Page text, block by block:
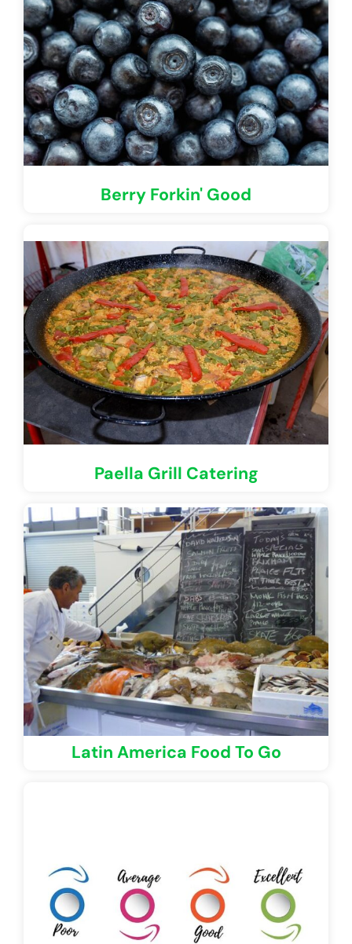
Berry Forkin' Good
Paella Grill Catering
Latin America Food To Go